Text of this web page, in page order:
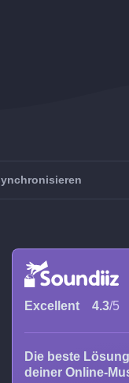
Excellent 4.3/5
Die beste
deiner Online-